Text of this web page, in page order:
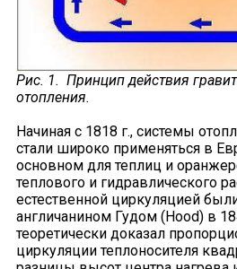
Рис. 1. Принцип действия
отопления.
Начиная с 1818 г., системы
стали широко применяться в
основном для теплиц и
теплового и гидравлического
естественной циркуляцией
англичанином Гудом (Hood) в
теоретически доказал
циркуляции теплоносителя